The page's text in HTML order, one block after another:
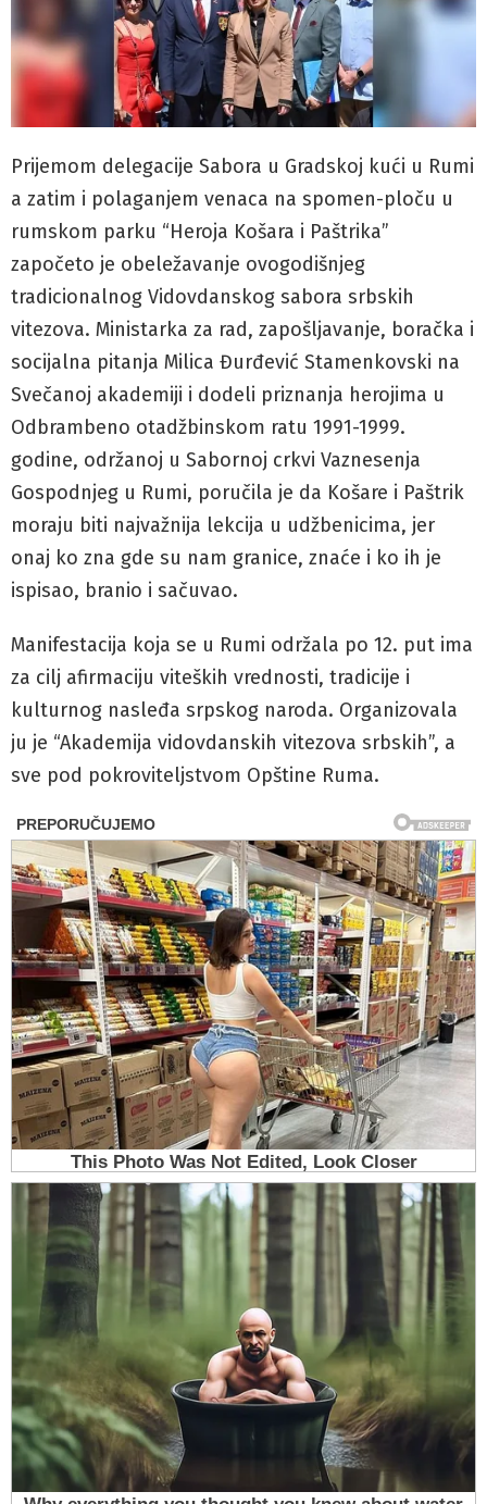
Prijemom delegacije Sabora u Gradskoj kući u Rumi
a zatim i polaganjem venaca na spomen-ploču u
rumskom parku “Heroja Košara i Paštrika”
započeto je obeležavanje ovogodišnjeg
tradicionalnog Vidovdanskog sabora srbskih
vitezova. Ministarka za rad, zapošljavanje, boračka i
socijalna pitanja Milica Đurđević Stamenkovski na
Svečanoj akademiji i dodeli priznanja herojima u
Odbrambeno otadžbinskom ratu 1991-1999.
godine, održanoj u Sabornoj crkvi Vaznesenja
Gospodnjeg u Rumi, poručila je da Košare i Paštrik
moraju biti najvažnija lekcija u udžbenicima, jer
onaj ko zna gde su nam granice, znaće i ko ih je
ispisao, branio i sačuvao.
Manifestacija koja se u Rumi održala po 12. put ima
za cilj afirmaciju viteških vrednosti, tradicije i
kulturnog nasleđa srpskog naroda. Organizovala
ju je “Akademija vidovdanskih vitezova srbskih”, a
sve pod pokroviteljstvom Opštine Ruma.